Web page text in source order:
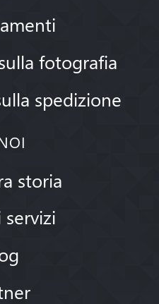
fotografia
spedizione
storia